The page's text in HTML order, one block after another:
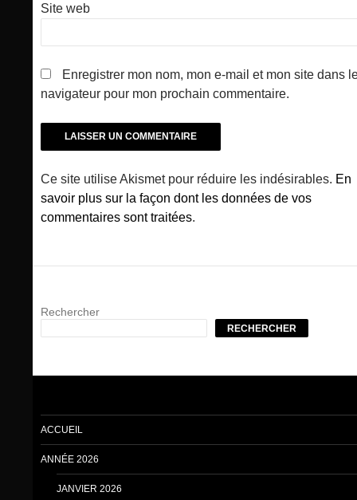
Site web
Enregistrer mon nom, mon e-mail et mon site dans
navigateur pour mon prochain commentaire.
Ce site utilise Akismet pour réduire les indésirables. En
savoir plus sur la façon dont les données de vos
commentaires sont traitées.
Rechercher
RECHERCHER
ACCUEIL
ANNÉE 2026
JANVIER 2026